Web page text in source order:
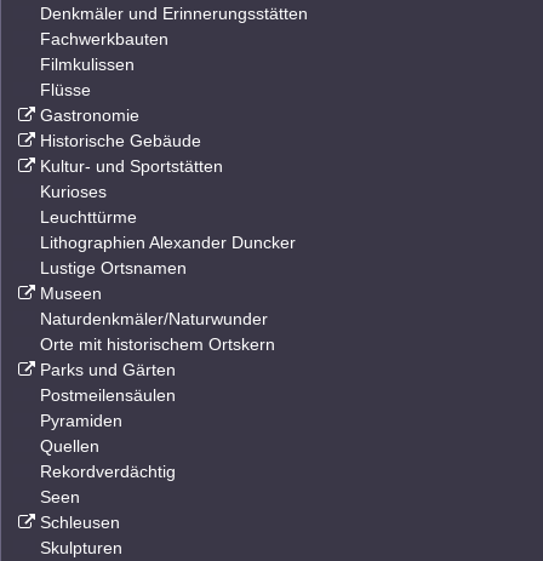
Denkmäler und Erinnerungsstätten
Fachwerkbauten
Filmkulissen
Flüsse
Gastronomie
Historische Gebäude
Kultur- und Sportstätten
Kurioses
Leuchttürme
Lithographien Alexander Duncker
Lustige Ortsnamen
Museen
Naturdenkmäler/Naturwunder
Orte mit historischem Ortskern
Parks und Gärten
Postmeilensäulen
Pyramiden
Quellen
Rekordverdächtig
Seen
Schleusen
Skulpturen